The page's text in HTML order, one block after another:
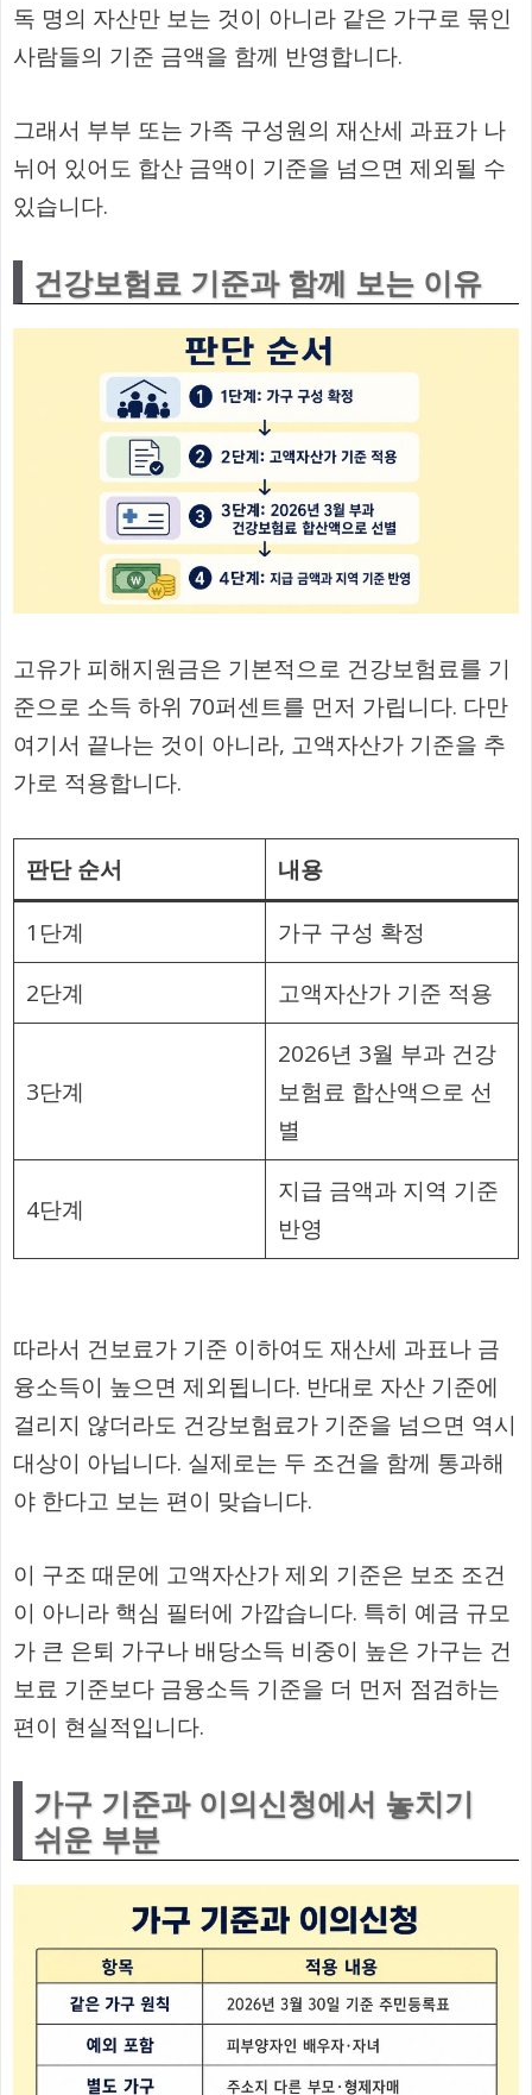
독 명의 자산만 보는 것이 아니라 같은 가구로 묶인
사람들의 기준 금액을 함께 반영합니다.
그래서 부부 또는 가족 구성원의 재산세 과표가 나
뉘어 있어도 합산 금액이 기준을 넘으면 제외될 수
있습니다.
건강보험료 기준과 함께 보는 이유
고유가 피해지원금은 기본적으로 건강보험료를 기
준으로 소득 하위 70퍼센트를 먼저 가립니다. 다만
여기서 끝나는 것이 아니라, 고액자산가 기준을 추
가로 적용합니다.
판단 순서 내용
1단계
가구 구성 확정
2단계
고액자산가 기준 적용
3단계
2026년 3월 부과 건강
보험료 합산액으로 선
별
4단계
지급 금액과 지역 기준
반영
따라서 건보료가 기준 이하여도 재산세 과표나 금
융소득이 높으면 제외됩니다. 반대로 자산 기준에
걸리지 않더라도 건강보험료가 기준을 넘으면 역시
대상이 아닙니다. 실제로는 두 조건을 함께 통과해
야 한다고 보는 편이 맞습니다.
이 구조 때문에 고액자산가 제외 기준은 보조 조건
이 아니라 핵심 필터에 가깝습니다. 특히 예금 규모
가 큰 은퇴 가구나 배당소득 비중이 높은 가구는 건
보료 기준보다 금융소득 기준을 더 먼저 점검하는
편이 현실적입니다.
가구 기준과 이의신청에서 놓치기
쉬운 부분